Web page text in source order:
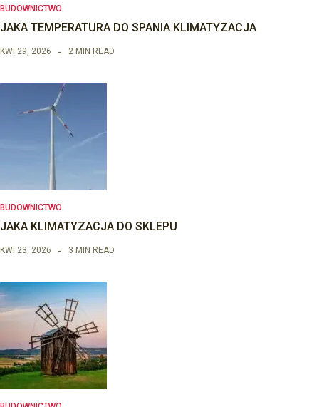
BUDOWNICTWO
JAKA TEMPERATURA DO SPANIA KLIMATYZACJA
KWI 29, 2026 2 MIN READ
BUDOWNICTWO
JAKA KLIMATYZACJA DO SKLEPU
KWI 23, 2026 3 MIN READ